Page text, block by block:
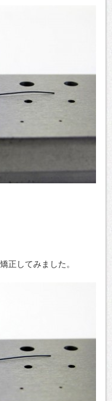
正してみました。